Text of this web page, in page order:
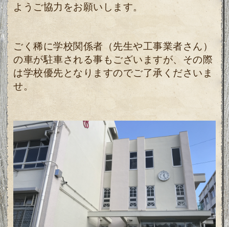
ようご協力をお願いします。
ごく稀に学校関係者（先生や工事業者さん）
の車が駐車される事もございますが、 その際
は学校優先となりますのでご了承くださいま
せ。